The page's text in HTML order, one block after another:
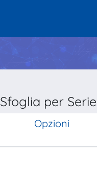
Sfoglia per Serie
Opzioni